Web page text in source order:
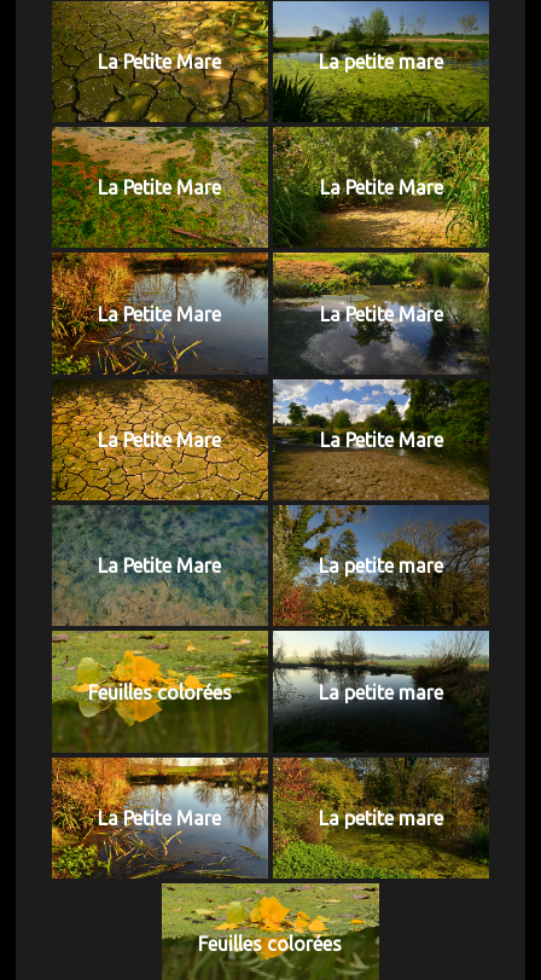
La Petite Mare La petite mare
La Petite Mare La Petite Mare
La Petite Mare La Petite Mare
La Petite Mare La Petite Mare
La Petite Mare La petite mare
Feuilles colorées La petite mare
La Petite Mare La petite mare
Feuilles colorées